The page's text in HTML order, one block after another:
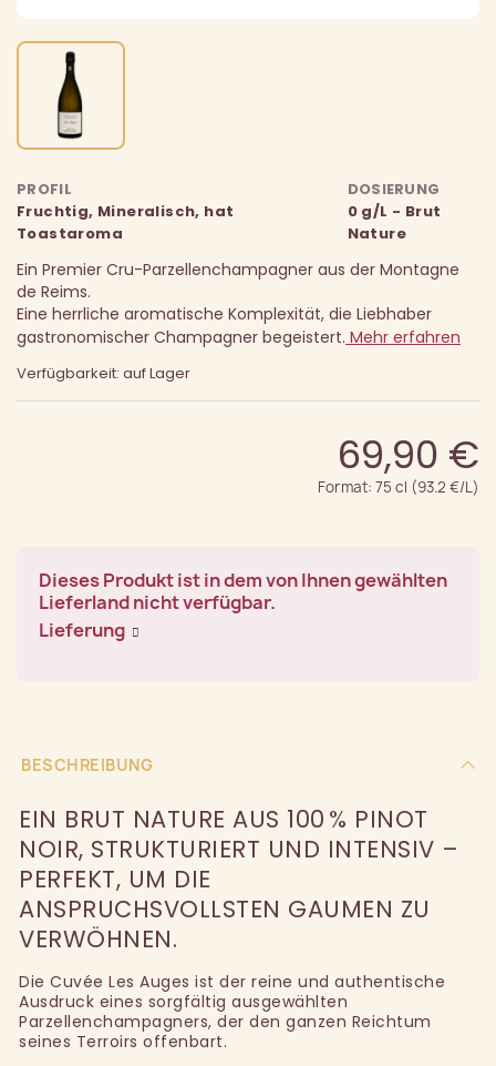
PROFIL
Fruchtig, Mineralisch, hat
Toastaroma
DOSIERUNG
0 g/L - Brut
Nature
Ein Premier Cru-Parzellenchampagner aus der Montagne
de Reims.
Eine herrliche aromatische Komplexität, die Liebhaber
gastronomischer Champagner begeistert. Mehr erfahren
Verfügbarkeit: auf Lager
69,90 €
Format: 75 cl (93.2 €/L)
Dieses Produkt ist in dem von Ihnen gewählten
Lieferland nicht verfügbar.
Lieferung
BESCHREIBUNG
EIN BRUT NATURE AUS 100 % PINOT
NOIR, STRUKTURIERT UND INTENSIV –
PERFEKT, UM DIE
ANSPRUCHSVOLLSTEN GAUMEN ZU
VERWÖHNEN.
Die Cuvée Les Auges ist der reine und authentische
Ausdruck eines sorgfältig ausgewählten
Parzellenchampagners, der den ganzen Reichtum
seines Terroirs offenbart.